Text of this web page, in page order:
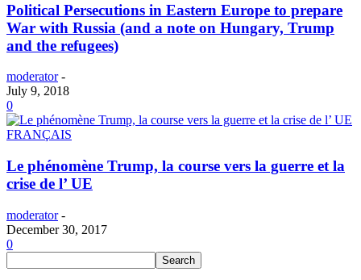
Political Persecutions in Eastern Europe to prepare
War with Russia (and a note on Hungary, Trump
and the refugees)
moderator -
July 9, 2018
0
FRANÇAIS
Le phénomène Trump, la course vers la guerre et la
crise de l’ UE
moderator -
December 30, 2017
0